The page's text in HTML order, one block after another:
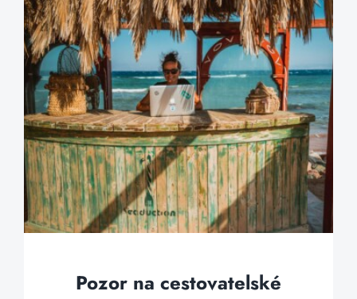
Pozor na cestovatelské